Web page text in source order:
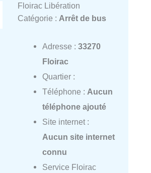
Floirac Libération
Catégorie : Arrêt de bus
Adresse : 33270
Floirac
Quartier :
Téléphone : Aucun
téléphone ajouté
Site internet :
Aucun site internet
connu
Service Floirac